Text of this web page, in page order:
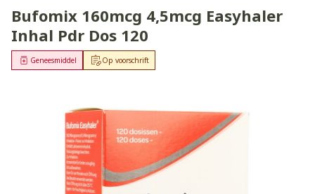
Bufomix 160mcg 4,5mcg Easyhaler
Inhal Pdr Dos 120
Op voorschrift
Geneesmiddel